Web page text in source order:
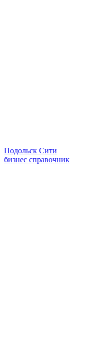
Подольск Сити
бизнес справочник